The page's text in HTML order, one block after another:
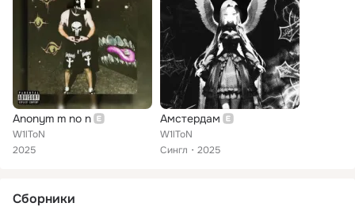
Anonym m no n
W1lToN
2025
Амстердам
W1lToN
Сингл
2025
Сборники